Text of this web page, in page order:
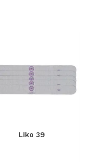
Liko 39